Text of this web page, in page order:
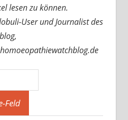
lesen zu können.
User und Journalist des